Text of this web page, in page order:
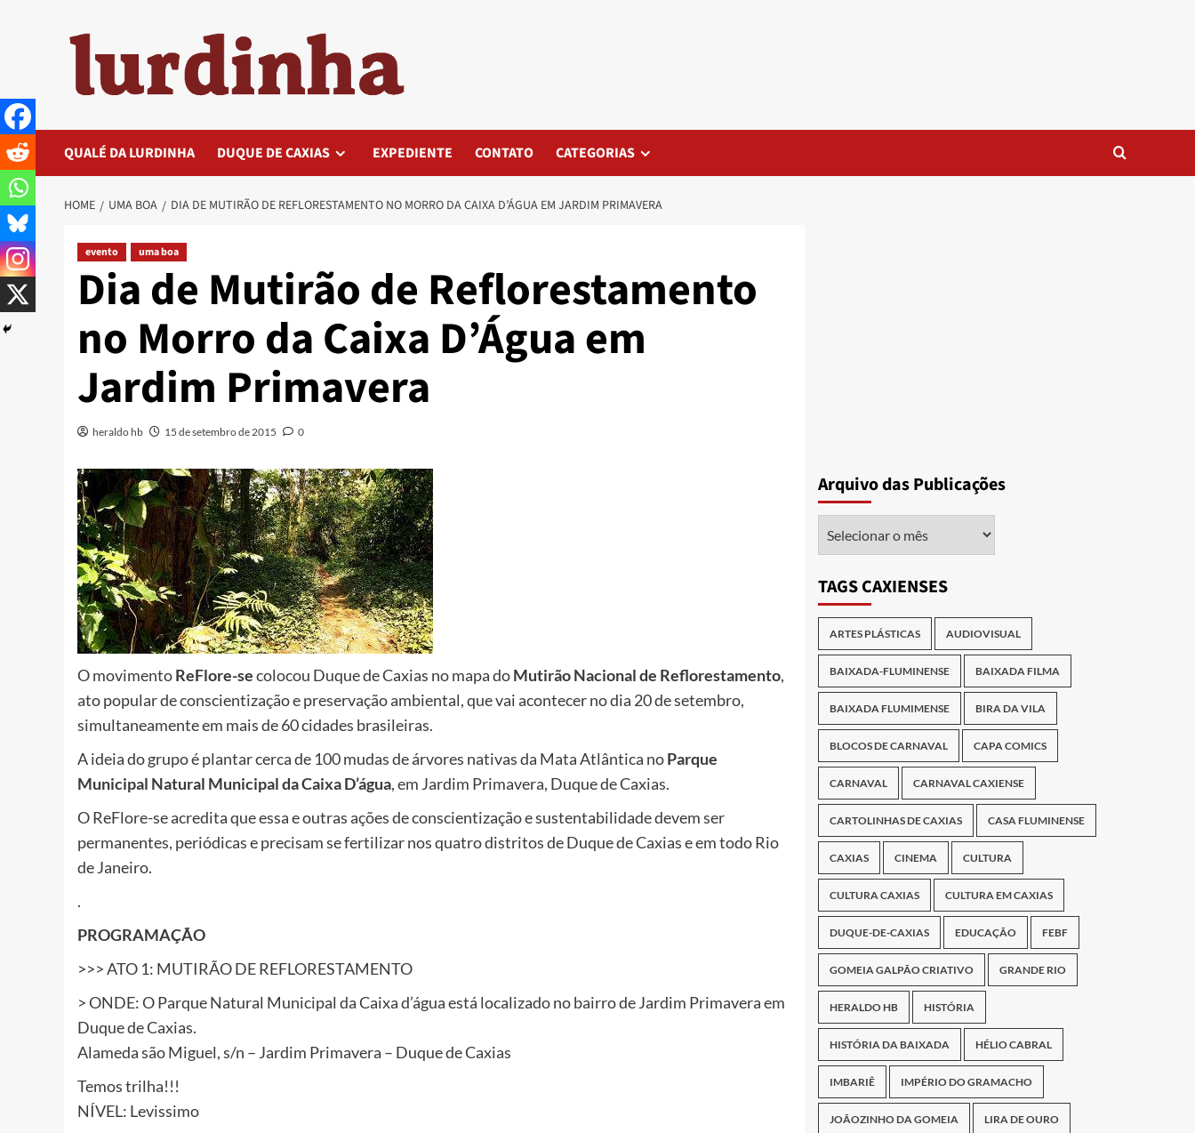
QUALÉ DA LURDINHA DUQUE DE CAXIAS EXPEDIENTE CONTATO CATEGORIAS
HOME UMA BOA DIA DE MUTIRÃO DE REFLORESTAMENTO NO MORRO DA CAIXA D’ÁGUA EM JARDIM PRIMAVERA
evento uma boa
Dia de Mutirão de Reflorestamento
no Morro da Caixa D’Água em
Jardim Primavera
heraldo hb 15 de setembro de 2015 0
O movimentoReFlore-secolocou Duque de Caxias no mapa doMutirão Nacional de Reflorestamento,
ato popular de conscientização e preservação ambiental, que vai acontecer no dia 20 de setembro,
simultaneamente em mais de 60 cidades brasileiras.
A ideia do grupo é plantar cerca de 100 mudas de árvores nativas da Mata Atlântica noParque
Municipal Natural Municipal da Caixa D’água, em Jardim Primavera, Duque de Caxias.
O ReFlore-se acredita que essa e outras ações de conscientização e sustentabilidade devem ser
permanentes, periódicas e precisam se fertilizar nos quatro distritos de Duque de Caxias e em todo Rio
de Janeiro.
.
PROGRAMAÇÃO
>>> ATO 1: MUTIRÃO DE REFLORESTAMENTO
> ONDE: O Parque Natural Municipal da Caixa d’água está localizado no bairro de Jardim Primavera em
Duque de Caxias.
Alameda são Miguel, s/n – Jardim Primavera – Duque de Caxias
Temos trilha!!!
NÍVEL: Levissimo
Arquivo das Publicações
TAGS CAXIENSES
ARTES PLÁSTICAS AUDIOVISUAL
BAIXADA-FLUMINENSE BAIXADA FILMA
BAIXADA FLUMIMENSE BIRA DA VILA
BLOCOS DE CARNAVAL CAPA COMICS
CARNAVAL CARNAVAL CAXIENSE
CARTOLINHAS DE CAXIAS CASA FLUMINENSE
CAXIAS CINEMA CULTURA
CULTURA CAXIAS CULTURA EM CAXIAS
DUQUE-DE-CAXIAS EDUCAÇÃO FEBF
GOMEIA GALPÃO CRIATIVO GRANDE RIO
HERALDO HB HISTÓRIA
HISTÓRIA DA BAIXADA HÉLIO CABRAL
IMBARIÊ IMPÉRIO DO GRAMACHO
JOÃOZINHO DA GOMEIA LIRA DE OURO